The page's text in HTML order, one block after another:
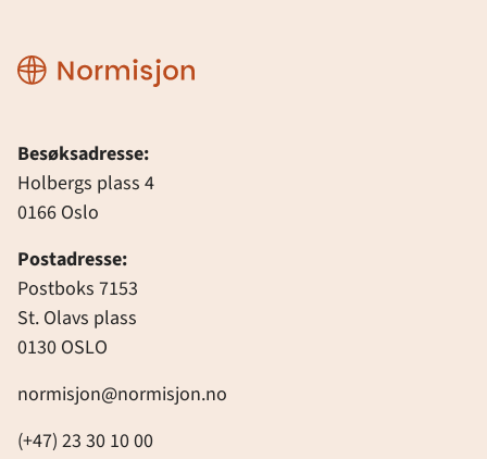
Normisjon
Besøksadresse:
Holbergs plass 4
0166 Oslo
Postadresse:
Postboks 7153
St. Olavs plass
0130 OSLO
normisjon@normisjon.no
(+47) 23 30 10 00